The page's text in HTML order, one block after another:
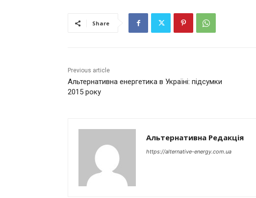
Share
Previous article
Альтернативна енергетика в Україні: підсумки
2015 року
Альтернативна Редакція
https://alternative-energy.com.ua